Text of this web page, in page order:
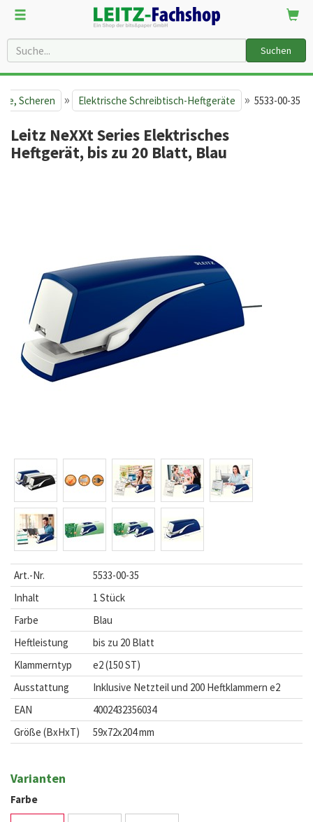
Suchen
Scheren » Elektrische Schreibtisch-Heftgeräte » 5533-00-35
Leitz NeXXt Series Elektrisches
Heftgerät, bis zu 20 Blatt, Blau
Art.-Nr.
5533-00-35
Inhalt
1 Stück
Farbe
Blau
Heftleistung
bis zu 20 Blatt
Klammerntyp
e2 (150 ST)
Ausstattung
Inklusive Netzteil und 200 Heftklammern e2
EAN
4002432356034
Größe (BxHxT)
59x72x204 mm
Varianten
Farbe